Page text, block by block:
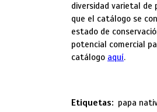
diversidad varietal de
que el catálogo se
estado de
potencial comercial
catálogo aquí.
Etiquetas: papa